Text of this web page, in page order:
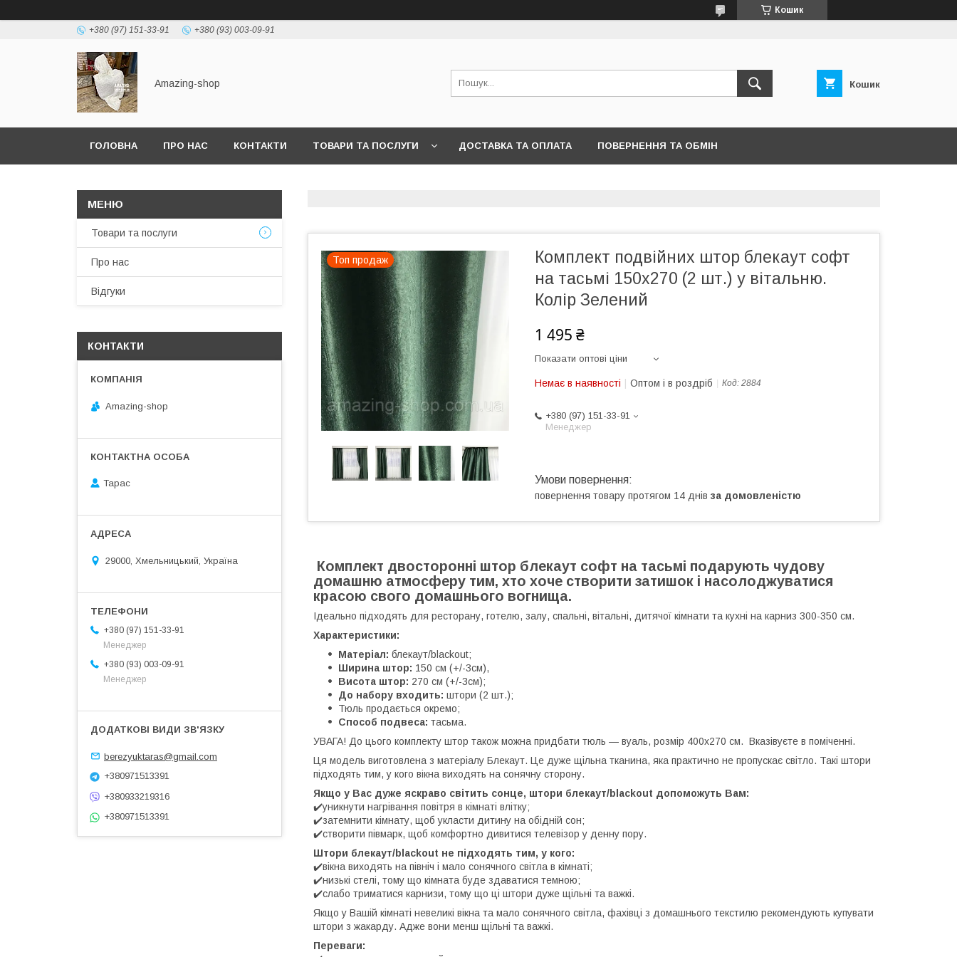
Кошик
+380 (97) 151-33-91 +380 (93) 003-09-91
Amazing-shop Кошик
ГОЛОВНА ПРО НАС КОНТАКТИ ТОВАРИ ТА ПОСЛУГИ ДОСТАВКА ТА ОПЛАТА ПОВЕРНЕННЯ ТА ОБМІН
Топ продаж
Комплект подвійних штор блекаут софт
на тасьмі 150х270 (2 шт.) у вітальню.
Колір Зелений
1 495 ₴
Показати оптові ціни
Немає в наявності Оптом і в роздріб Код: 2884
+380 (97) 151-33-91
Менеджер
повернення товару протягом 14 днів за домовленістю
Комплект двосторонні штор блекаут софт на тасьмі подарують чудову
домашню атмосферу тим, хто хоче створити затишок і насолоджуватися
красою свого домашнього вогнища.
Ідеально підходять для ресторану, готелю, залу, спальні, вітальні, дитячої кімнати та кухні на карниз 300-350 см.
Характеристики:
Матеріал: блекаут/blackout;
Ширина штор: 150 см (+/-3см),
Висота штор: 270 см (+/-3см);
До набору входить: штори (2 шт.);
Тюль продається окремо;
Способ подвеса: тасьма.
УВАГА! До цього комплекту штор також можна придбати тюль — вуаль, розмір 400х270 см. Вказівуєте в поміченні.
Ця модель виготовлена з матеріалу Блекаут. Це дуже щільна тканина, яка практично не пропускає світло. Такі штори
підходять тим, у кого вікна виходять на сонячну сторону.
Якщо у Вас дуже яскраво світить сонце, штори блекаут/blackout допоможуть Вам:
✔️уникнути нагрівання повітря в кімнаті влітку;
✔️затемнити кімнату, щоб укласти дитину на обідній сон;
✔️створити півмарк, щоб комфортно дивитися телевізор у денну пору.
Штори блекаут/blackout не підходять тим, у кого:
✔️вікна виходять на північ і мало сонячного світла в кімнаті;
✔️низькі стелі, тому що кімната буде здаватися темною;
✔️слабо триматися карнизи, тому що ці штори дуже щільні та важкі.
Якщо у Вашій кімнаті невеликі вікна та мало сонячного світла, фахівці з домашнього текстилю рекомендують купувати
штори з жакарду. Адже вони менш щільні та важкі.
Переваги:
Товари та послуги
Про нас
Відгуки
КОНТАКТИ
Amazing-shop
Тарас
29000, Хмельницький, Україна
+380 (97) 151-33-91
Менеджер
+380 (93) 003-09-91
Менеджер
berezyuktaras@gmail.com
+380971513391
+380933219316
+380971513391